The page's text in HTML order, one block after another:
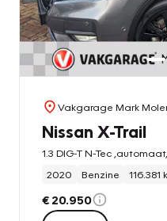
Vakgarage Mark
Nissan X-Trail
1.3 DIG-T N-Tec
2020
Benzine 116.381
€ 20.950